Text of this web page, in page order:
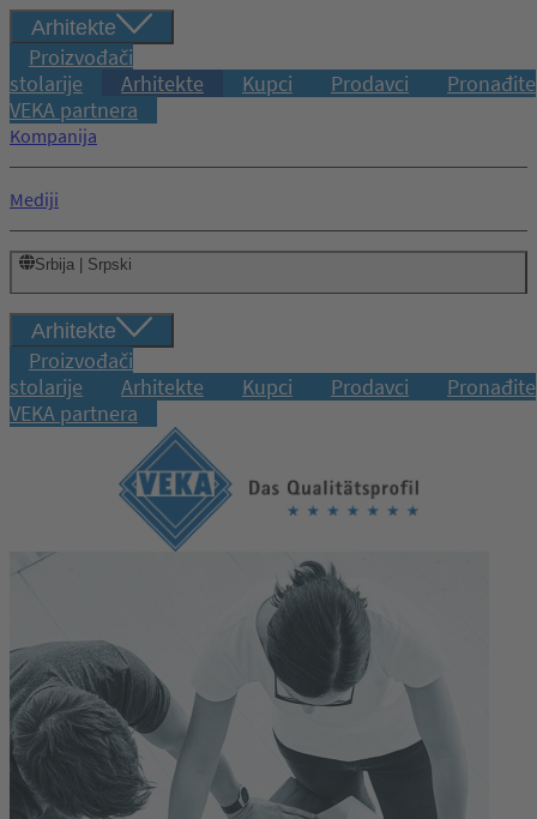
Arhitekte
Proizvođači
stolarije
Arhitekte Kupci Prodavci
Pronađite
VEKA partnera
Kompanija
Mediji
Srbija | Srpski
Arhitekte
Proizvođači
stolarije
Arhitekte Kupci Prodavci
Pronađite
VEKA partnera
Prijava